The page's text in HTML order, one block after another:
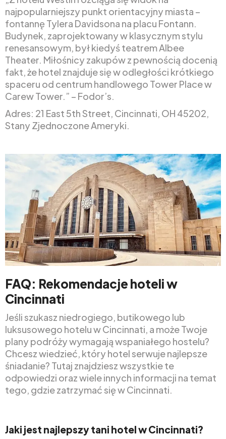
najpopularniejszy punkt orientacyjny miasta –
fontannę Tylera Davidsona na placu Fontann.
Budynek, zaprojektowany w klasycznym stylu
renesansowym, był kiedyś teatrem Albee
Theater. Miłośnicy zakupów z pewnością docenią
fakt, że hotel znajduje się w odległości krótkiego
spaceru od centrum handlowego Tower Place w
Carew Tower.” – Fodor’s.
Adres: 21 East 5th Street, Cincinnati, OH 45202,
Stany Zjednoczone Ameryki.
FAQ: Rekomendacje hoteli w
Cincinnati
Jeśli szukasz niedrogiego, butikowego lub
luksusowego hotelu w Cincinnati, a może Twoje
plany podróży wymagają wspaniałego hostelu?
Chcesz wiedzieć, który hotel serwuje najlepsze
śniadanie? Tutaj znajdziesz wszystkie te
odpowiedzi oraz wiele innych informacji na temat
tego, gdzie zatrzymać się w Cincinnati.
Jaki jest najlepszy tani hotel w Cincinnati?